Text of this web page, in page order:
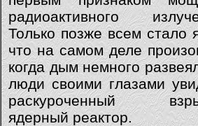
радиоактивного
Только позже всем стало
что на самом деле
когда дым немного
люди своими глазами
раскуроченный
ядерный реактор.